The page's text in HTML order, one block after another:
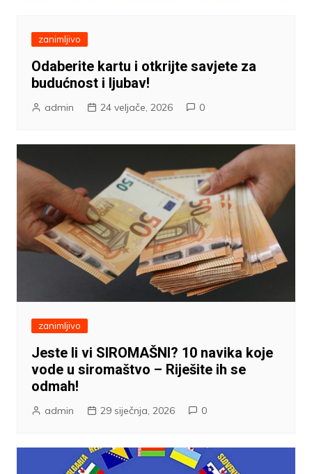
zanimljivo
Odaberite kartu i otkrijte savjete za
budućnost i ljubav!
admin 24 veljače, 2026 0
zanimljivo
Jeste li vi SIROMAŠNI? 10 navika koje
vode u siromaštvo – Riješite ih se
odmah!
admin 29 siječnja, 2026 0